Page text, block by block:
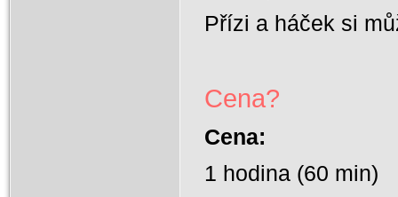
Přízi a háček si
Cena?
Cena:
1 hodina (60 min)